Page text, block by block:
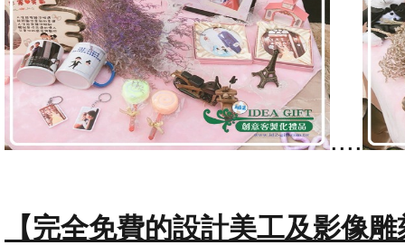
....
【完全免費的設計美工及影像